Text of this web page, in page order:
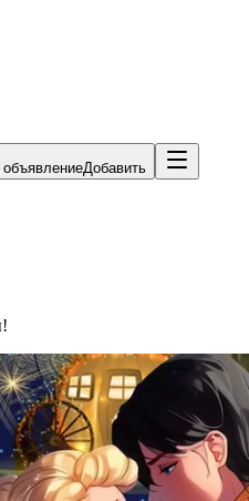
объявлениеДобавить